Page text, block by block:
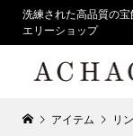
洗練された高品質の
エリーショップ
アイテム リ